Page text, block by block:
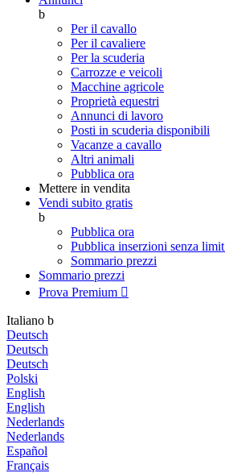
b
Per il cavallo
Per il cavaliere
Per la scuderia
Carrozze e veicoli
Macchine agricole
Proprietà equestri
Annunci di lavoro
Posti in scuderia disponibili
Vacanze a cavallo
Altri animali
Pubblica ora
Mettere in vendita
Vendi subito gratis
b
Pubblica ora
Pubblica inserzioni senza limit
Sommario prezzi
Sommario prezzi
Prova Premium 
Italiano b
Deutsch
Deutsch
Deutsch
Polski
English
English
Nederlands
Nederlands
Español
Français